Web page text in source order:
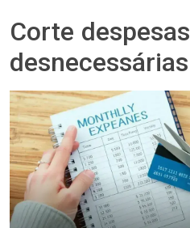
Corte despesas
desnecessárias